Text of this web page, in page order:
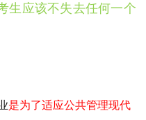
生应该不失去任何一个
是为了适应公共管理现代